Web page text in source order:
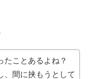
たことあるよね？
、間に挟もうとして